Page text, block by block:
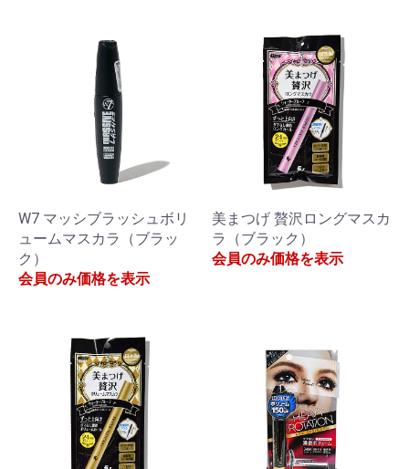
W7 マッシブラッシュボリ
ュームマスカラ（ブラッ
ク）
会員のみ価格を表示
美まつげ 贅沢ロングマスカ
ラ（ブラック）
会員のみ価格を表示